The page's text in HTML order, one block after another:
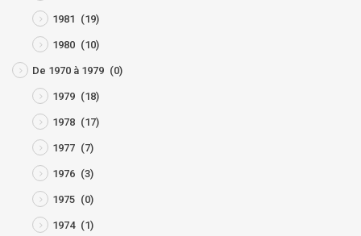
1981 (19)
1980 (10)
De 1970 à 1979 (0)
1979 (18)
1978 (17)
1977 (7)
1976 (3)
1975 (0)
1974 (1)